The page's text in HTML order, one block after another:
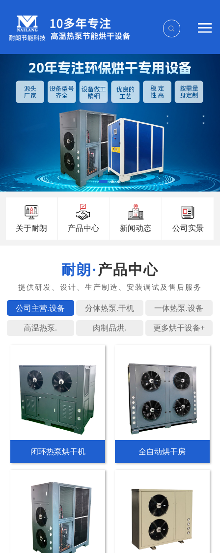
关于耐朗 产品中心 新闻动态 公司实景
产品中心
公司主营. 分体热泵. 一体热泵.
高温热泵. 肉制品烘. 更多烘干设备+
闭环热泵烘干机 全自动烘干房